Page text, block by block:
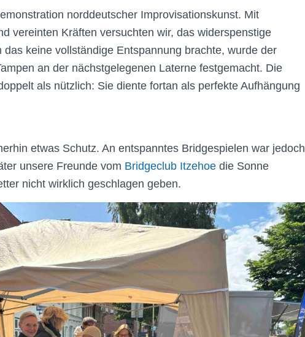
norddeutscher Improvisationskunst. Mit
vereinten Kräften versuchten wir, das widerspenstige
keine vollständige Entspannung brachte, wurde der
an der nächstgelegenen Laterne festgemacht. Die
als nützlich: Sie diente fortan als perfekte Aufhängung
etwas Schutz. An entspanntes Bridgespielen war jedoch
unsere Freunde vom Bridgeclub Itzehoe die Sonne
nicht wirklich geschlagen geben.